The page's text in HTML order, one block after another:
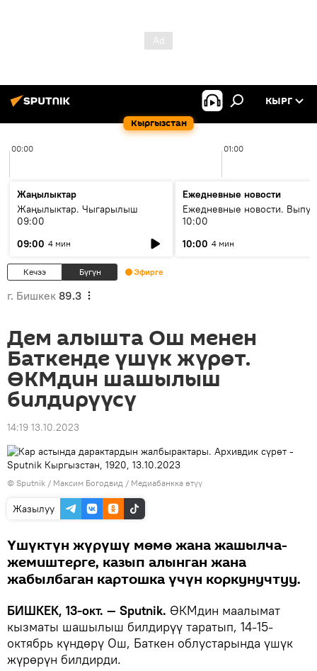
Кыргызстан
КЫРГ
00:00 01:00
Жаңылыктар
Жаңылыктар. Чыгарылыш
09:00
09:00 4 мин
Ежедневные новости
Ежедневные новости.
10:00
10:00 4 мин
Кечээ Бүгүн Эфирге
г. Бишкек 89.3
Дем алышта Ош менен
Баткенде үшүк жүрөт.
ӨКМдин шашылыш
билдирүүсү
14:19 13.10.2023
© Sputnik / Максим Богодвид / Медиабанкка өтүү
Жазылуу
Үшүктүн жүрүшү мөмө жана жашылча-
жемиштерге, казып алынган жана
жабылбаган картошка үчүн коркунучтуу.
БИШКЕК, 13-окт. — Sputnik. ӨКМдин маалымат
кызматы шашылыш билдирүү таратып, 14-15-
октябрь күндөрү Ош, Баткен облустарында үшүк
жүрөрүн билдирди.